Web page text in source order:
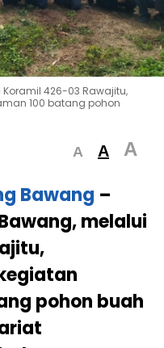
426-03 Rawajitu,
100 batang pohon
A A A
Bawang –
melalui
pohon buah